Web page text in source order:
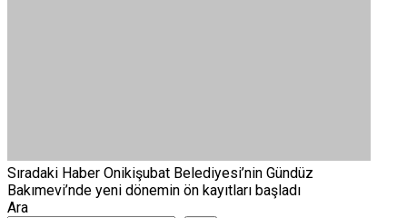
Sıradaki Haber Onikişubat Belediyesi’nin Gündüz
Bakımevi’nde yeni dönemin ön kayıtları başladı
Ara